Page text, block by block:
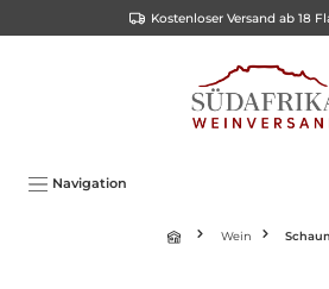
Kostenloser Versand ab 18
Navigation
Wein